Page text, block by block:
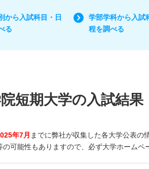
から入試科目・日
る
学部学科から入試
程を調べる
短期大学の入試結果
年7月 までに弊社が収集した各大学公表の
可能性もありますので、必ず大学ホームペ